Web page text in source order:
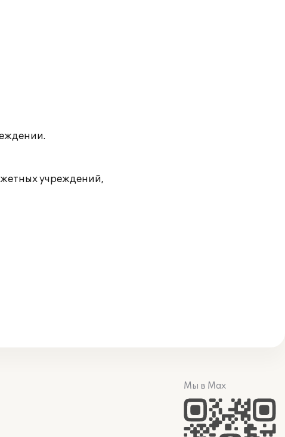
учреждений,
Мы в Max